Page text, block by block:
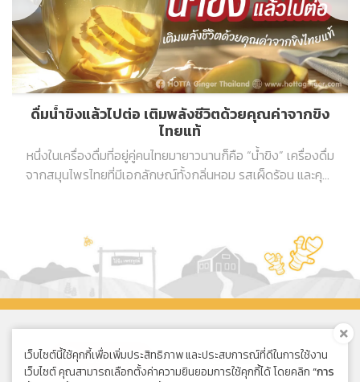
ดื่มน้ำขิงแล้วไปต่อ เติมพลังชีวิตด้วยคุณค่าจากขิง
ไทยแท้
หนึ่งในเครื่องดื่มที่อยู่คู่คนไทยมายาวนานก็คือ “น้ำขิง” เครื่องดื่ม
จากสมุนไพรไทยที่มีเอกลักษณ์ทั้งกลิ่นหอม รสเผ็ดร้อน และคุณ
ซื้อออนไลน์
เว็บไซต์นี้ใช้คุกกี้เพื่อเพิ่มประสิทธิภาพ และประสบการณ์ที่ดีในการใช้งาน
เว็บไซต์ คุณสามารถเลือกตั้งค่าความยินยอมการใช้คุกกี้ได้ โดยคลิก“การ